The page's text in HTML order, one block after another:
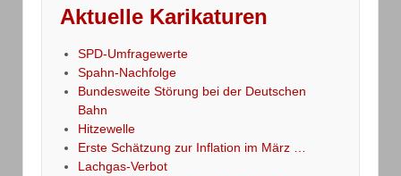
Aktuelle Karikaturen
SPD-Umfragewerte
Spahn-Nachfolge
Bundesweite Störung bei der Deutschen
Bahn
Hitzewelle
Erste Schätzung zur Inflation im März …
Lachgas-Verbot